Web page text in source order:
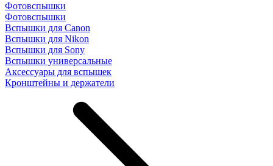
Фотовспышки
Фотовспышки
Вспышки для Canon
Вспышки для Nikon
Вспышки для Sony
Вспышки универсальные
Аксесcуары для вспышек
Кронштейны и держатели